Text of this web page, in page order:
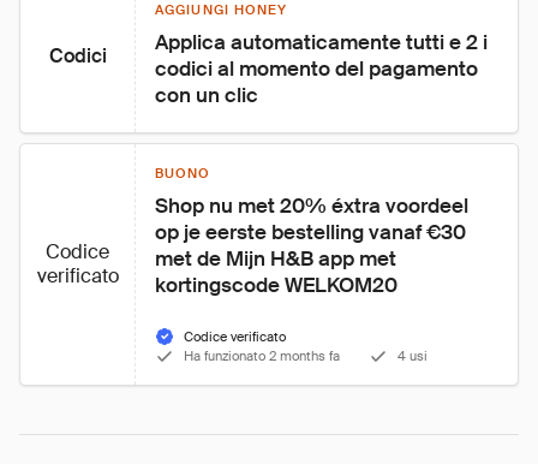
Codici
AGGIUNGI HONEY
Applica automaticamente tutti e 2 i
codici al momento del pagamento
con un clic
Codice
verificato
BUONO
Shop nu met 20% éxtra voordeel
op je eerste bestelling vanaf €30
met de Mijn H&B app met
kortingscode WELKOM20
Codice verificato
Ha funzionato 2 months fa
4 usi